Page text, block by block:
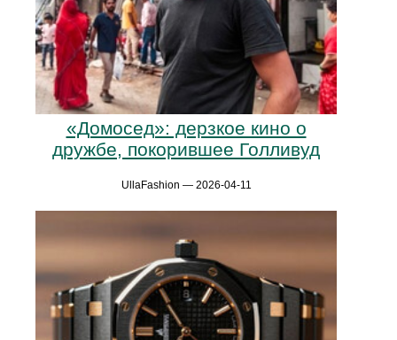
«Домосед»: дерзкое кино о
дружбе, покорившее Голливуд
UllaFashion — 2026-04-11